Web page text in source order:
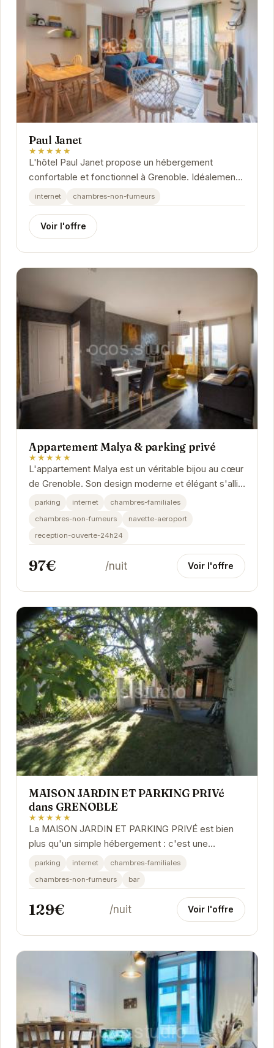
Paul Janet
★★★★★
L'hôtel Paul Janet propose un hébergement
confortable et fonctionnel à Grenoble. Idéalement
situé, il offre un accès facile aux principaux...
internet chambres-non-fumeurs
Voir l'offre
Appartement Malya & parking privé
★★★★★
L'appartement Malya est un véritable bijou au cœur
de Grenoble. Son design moderne et élégant s'allie
parfaitement avec le confort et la...
parking internet
chambres-familiales
chambres-non-fumeurs
navette-aeroport
reception-ouverte-24h24
97€ /nuit Voir l'offre
MAISON JARDIN ET PARKING PRIVé
dans GRENOBLE
★★★★★
La MAISON JARDIN ET PARKING PRIVÉ est bien
plus qu'un simple hébergement : c'est une
expérience. Le jardin privé offre un espace de
parking internet
chambres-familiales
chambres-non-fumeurs
bar
129€ /nuit Voir l'offre